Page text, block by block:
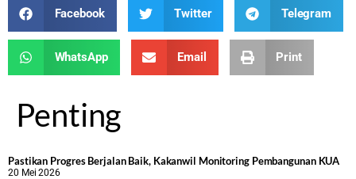
Facebook Twitter Telegram
WhatsApp Email Print
Penting
Pastikan Progres Berjalan Baik, Kakanwil Monitoring Pembangunan KUA
20 Mei 2026